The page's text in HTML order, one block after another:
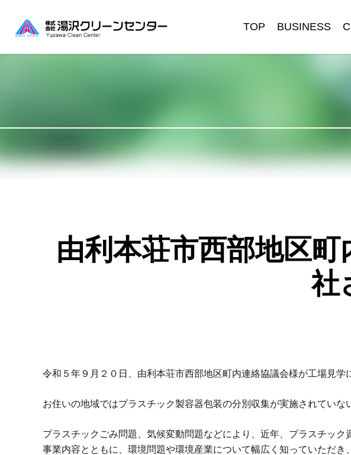
TOP BUSINESS
由利本荘市西部地区
社
令和５年 ９ 月２０日、由利本荘市西部地区町内連絡協議会様が工場見学
お住いの地域ではプラスチック製容器包装の分別収集が実施されてい
プラスチックごみ問題、気候変動問題などにより、近年、プラスチック
事業内容とともに
、環境問題や環境産業について幅広く知っていただ